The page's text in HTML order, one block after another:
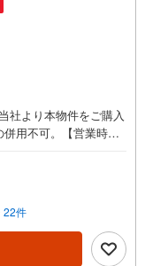
社より本物件をご購入
用不可。【営業時
方は自社買取保証付
問い合わせくださ
●子育て支援充実●日
ーム（当社でも再販
なプランをご提供でき
携ハウスメーカー7社
22件